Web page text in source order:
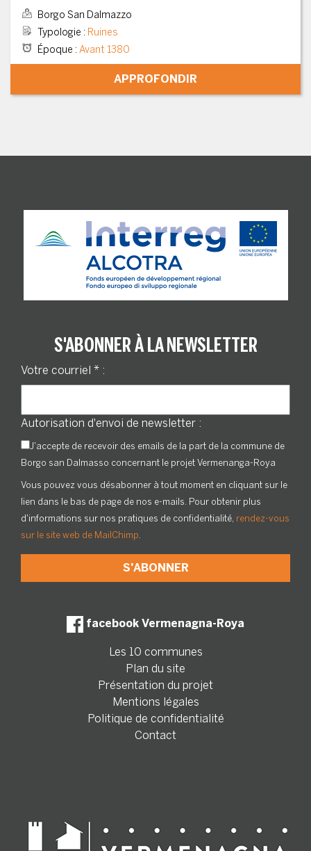
Borgo San Dalmazzo
Typologie : Ruines
Époque : Avant 1380
APPROFONDIR
S'ABONNER À LA NEWSLETTER
Votre courriel * :
Autorisation d'envoi de newsletter :
J'accepte de recevoir des emails de la part de la commune de
Borgo san Dalmasso concernant le projet Vermenanga-Roya
Vous pouvez vous désabonner à tout moment en cliquant sur le
lien dans le bas de page de nos e-mails. Pour obtenir plus
d'informations sur nos pratiques de confidentialité, rendez-vous
sur le site web de MailChimp
facebook Vermenagna-Roya
Les 10 communes
Plan du site
Présentation du projet
Mentions légales
Politique de confidentialité
Contact